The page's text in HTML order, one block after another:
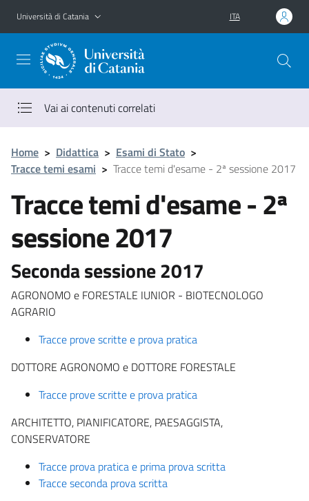
Vai al contenuto principale
Vai al menu di navigazione
Università di Catania ITA
Vai ai contenuti correlati
Home > Didattica > Esami di Stato >
Tracce temi esami > Tracce temi d'esame - 2ª sessione 2017
Tracce temi d'esame - 2ª
sessione 2017
Seconda sessione 2017
AGRONOMO e FORESTALE IUNIOR - BIOTECNOLOGO
AGRARIO
Tracce prove scritte e prova pratica
DOTTORE AGRONOMO e DOTTORE FORESTALE
Tracce prove scritte e prova pratica
ARCHITETTO, PIANIFICATORE, PAESAGGISTA,
CONSERVATORE
Tracce prova pratica e prima prova scritta
Tracce seconda prova scritta